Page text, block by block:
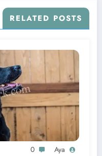
RELATED POSTS
Aya
0